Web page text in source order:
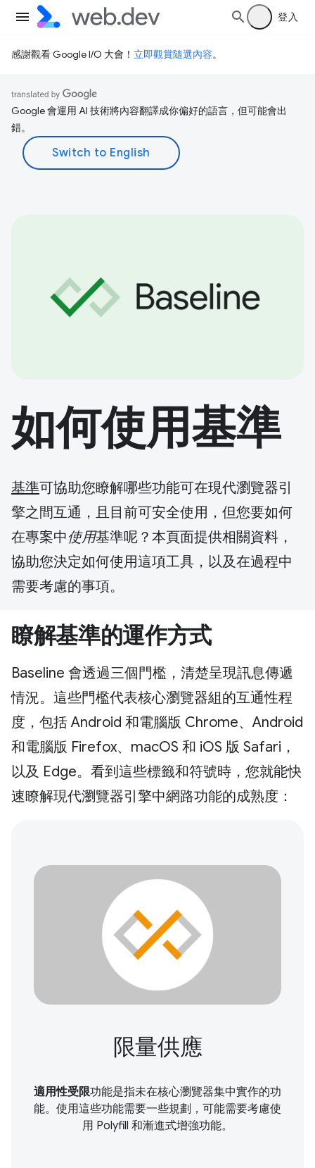
登入
感謝觀看 Google I/O 大會！ 立即觀賞隨選內容。
Google 會運用 AI 技術將內容翻譯成你偏好的語言，但可能會出
錯。
如何使用基準
基準可協助您瞭解哪些功能可在現代瀏覽器引
擎之間互通，且目前可安全使用，但您要如何
在專案中使用基準呢？本頁面提供相關資料，
協助您決定如何使用這項工具，以及在過程中
需要考慮的事項。
瞭解基準的運作方式
Baseline 會透過三個門檻，清楚呈現訊息傳遞
情況。這些門檻代表核心瀏覽器組的互通性程
度，包括 Android 和電腦版 Chrome、Android
和電腦版 Firefox、macOS 和 iOS 版 Safari，
以及 Edge。看到這些標籤和符號時，您就能快
速瞭解現代瀏覽器引擎中網路功能的成熟度：
限量供應
適用性受限功能是指未在核心瀏覽器集中實作的功
能。使用這些功能需要一些規劃，可能需要考慮使
用 Polyfill 和漸進式增強功能。